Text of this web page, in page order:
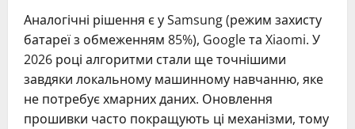
Аналогічні рішення є у Samsung (режим захисту
батареї з обмеженням 85%), Google та Xiaomi. У
2026 році алгоритми стали ще точнішими
завдяки локальному машинному навчанню, яке
не потребує хмарних даних. Оновлення
прошивки часто покращують ці механізми, тому